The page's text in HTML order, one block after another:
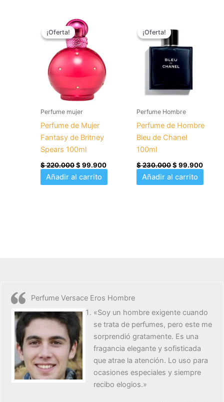
¡Oferta!
¡Oferta!
Perfume mujer
Perfume de Mujer
Fantasy de Britney
Spears 100ml
$220.000
El
precio
original
era:
$ 220.000.
$ 99.900
Añadir al carrito
¡Oferta!
¡Oferta!
Perfume Hombre
Perfume de Hombre
Bleu de Chanel
100ml
$230.000
precio
era:
$ 230.000.
$ 99.900
Añadir al carrito
Perfume Versace Eros Hombre
«Soy un hombre exigente cuando
se trata de perfumes, pero este me
sorprendió gratamente. Es una
fragancia elegante y sofisticada
que atrae la atención. Lo uso para
ocasiones especiales y siempre
recibo elogios.»